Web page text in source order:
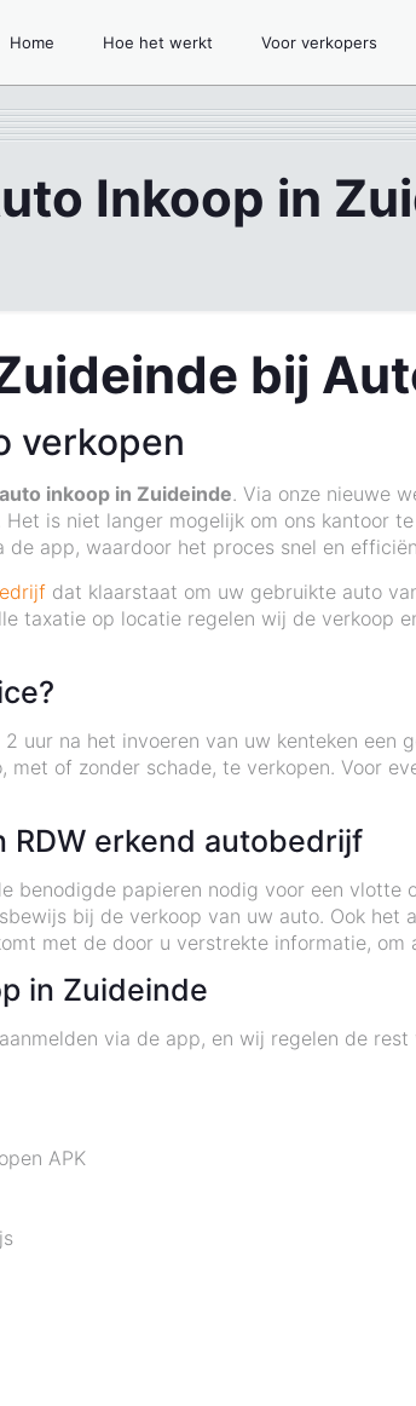
Home Hoe het werkt Voor verkopers
Inkoop in
bij
verkopen
auto inkoop in Zuideinde. Via onze nieuwe
is niet langer mogelijk om ons kantoor
app, waardoor het proces snel en
dat klaarstaat om uw gebruikte auto
taxatie op locatie regelen wij de verkoop
uur na het invoeren van uw kenteken een
met of zonder schade, te verkopen. Voor
RDW erkend autobedrijf
benodigde papieren nodig voor een vlotte
bij de verkoop van uw auto. Ook het
met de door u verstrekte informatie, om
in Zuideinde
via de app, en wij regelen de rest
APK